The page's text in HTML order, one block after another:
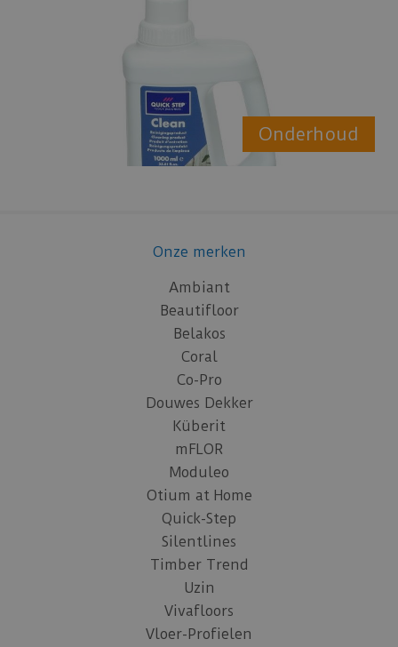
Onderhoud
Onze merken
Ambiant
Beautifloor
Belakos
Coral
Co-Pro
Douwes Dekker
Küberit
mFLOR
Moduleo
Otium at Home
Quick-Step
Silentlines
Timber Trend
Uzin
Vivafloors
Vloer-Profielen